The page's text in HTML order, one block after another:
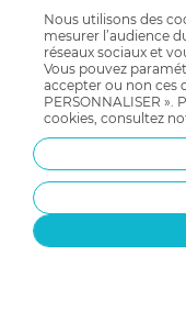
allobébé vous
Sites et partenaires
Nos labels
Nos licences
Besoin d'aide ?
FAQ
Nous utilisons des
mesurer l’audience
réseaux sociaux et
Vous pouvez
accepter ou non ces
PERSONNALISER
cookies, consultez